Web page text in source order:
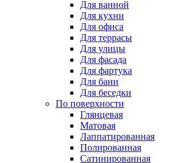
Для ванной
Для кухни
Для офиса
Для террасы
Для улицы
Для фасада
Для фартука
Для бани
Для беседки
По поверхности
Глянцевая
Матовая
Лаппатированная
Полированная
Сатинированная